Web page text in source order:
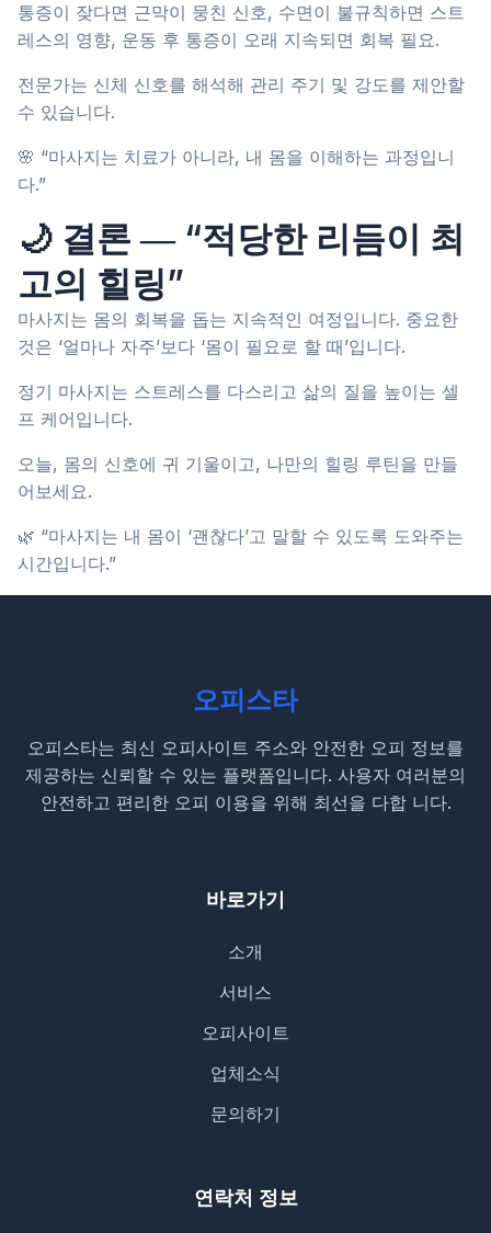
통증이 잦다면 근막이 뭉친 신호, 수면이 불규칙하면 스트
레스의 영향, 운동 후 통증이 오래 지속되면 회복 필요.
전문가는 신체 신호를 해석해 관리 주기 및 강도를 제안할
수 있습니다.
🌸 “마사지는 치료가 아니라, 내 몸을 이해하는 과정입니
다.”
🌙 결론 ― “적당한 리듬이 최
고의 힐링”
마사지는 몸의 회복을 돕는 지속적인 여정입니다. 중요한
것은 ‘얼마나 자주’보다 ‘몸이 필요로 할 때’입니다.
정기 마사지는 스트레스를 다스리고 삶의 질을 높이는 셀
프 케어입니다.
오늘, 몸의 신호에 귀 기울이고, 나만의 힐링 루틴을 만들
어보세요.
🌿 “마사지는 내 몸이 ‘괜찮다’고 말할 수 있도록 도와주는
시간입니다.”
오피스타
오피스타는 최신 오피사이트 주소와 안전한 오피 정보를
제공하는 신뢰할 수 있는 플랫폼입니다. 사용자 여러분의
안전하고 편리한 오피 이용을 위해 최선을 다합 니다.
바로가기
소개
서비스
오피사이트
업체소식
문의하기
연락처 정보